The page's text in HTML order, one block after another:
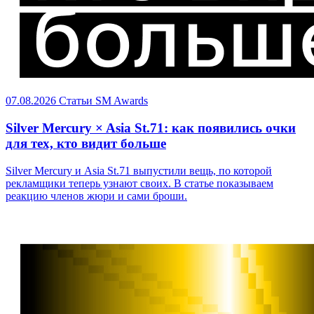
07.08.2026 Статьи SM Awards
Silver Mercury × Asia St.71: как появились очки
для тех, кто видит больше
Silver Mercury и Asia St.71 выпустили вещь, по которой
рекламщики теперь узнают своих. В статье показываем
реакцию членов жюри и сами броши.